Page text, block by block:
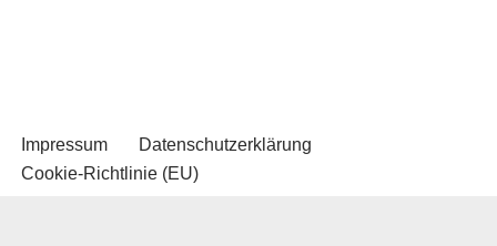
Impressum
Datenschutzerklärung
Cookie-Richtlinie (EU)